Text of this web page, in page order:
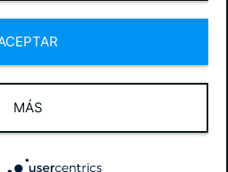
MÁS